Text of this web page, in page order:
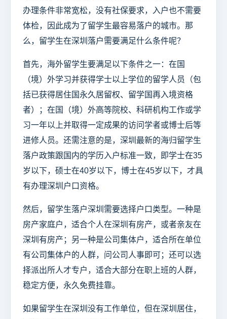
办理条件非常宽松，没有社保要求，入户也不需要
体检，因此成为了留学生最容易落户的城市。那
么，留学生在深圳落户需要满足什么条件呢？
首先，海外留学生要满足以下条件之一：在国
（境）外学习并获得学士以上学位的留学人员（包
括已获得居住国永久居留权、留学国再入境资格
者）；在国（境）外高等院校、科研机构工作或学
习一年以上并取得一定成果的访问学者或博士后等
进修人员。还需注意的是，深圳最新的海归留学生
落户政策跟国内的学历入户标准一致，即学士在35
岁以下，硕士在40岁以下，博士在45岁以下，才具
有办理深圳户口资格。
然后，留学生落户深圳需要选择户口类型。一种是
房产家庭户，适合个人在深圳有房产，或者亲友在
深圳有房产；另一种是公司集体户，适合所在单位
有公司集体户的人群，问公司人事即可；还可以选
择派出所人才专户，适合大部分在职上班的人群，
稳定方便，永久免费挂靠。
如果留学生在深圳没有工作单位，但在深圳居住，